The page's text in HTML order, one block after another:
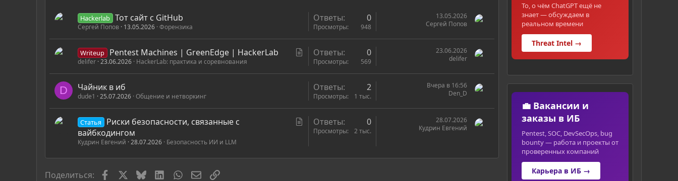
Hackerlab Тот сайт с GitHub
Сергей Попов 13.05.2026 Форензика
Ответы 0
Просмотры 948
13.05.2026
Сергей Попов
а
я
Writeup Pentest Machines | GreenEdge | HackerLab
delifer 23.06.2026 HackerLab: практика и соревнования
Ответы 0
Просмотры 569
23.06.2026
delifer
D Чайник в иб
dude1 25.07.2026 Общение и нетворкинг
Ответы 2
Просмотры 1 тыс.
Вчера в 16:56
Den_D
Статья
Риски безопасности, связанные с
вайбкодингом
Кудрин Евгений 28.07.2026 Безопасность ИИ и LLM
Ответы 0
Просмотры 2 тыс.
28.07.2026
Кудрин Евгений
Поделиться: FacebookBlueskyLinkedInWhatsAppЭлектронная почта
Ссылка
То, о чём ChatGPT ещё не
знает — обсуждаем в
реальном времени
Threat Intel →
💼 Вакансии и
заказы в ИБ
Pentest, SOC, DevSecOps, bug
bounty — работа и проекты от
проверенных компаний
Карьера в ИБ →